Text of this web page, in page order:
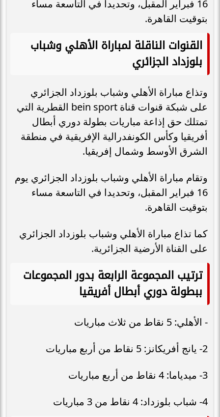
16 فبراير المقبل، وتحديدا في التاسعة مساء
بتوقيت القاهرة.
القنوات الناقلة لمباراة الأهلي وشباب
بلوزداد الجزائري
وتذاع مباراة الأهلي وشباب بلوزداد الجزائري
على شبكة قنوات قناة bein sport القطرية التي
تمتلك حق إذاعة مباريات بطولة دوري أبطال
أفريقيا وكأس الكونفدرالية الإفريقية في منطقة
الشرق الأوسط وشمال إفريقيا.
وتقام مباراة الأهلي وشباب بلوزداد الجزائري يوم
16 فبراير المقبل، وتحديدا في التاسعة مساء
بتوقيت القاهرة.
كما تذاع مباراة الأهلي وشباب بلوزداد الجزائري
على القناة الأرضية الجزائرية.
ترتيب المجموعة الرابعة بدور المجموعات
ببطولة دوري أبطال أفريقيا
- الأهلي: 5 نقاط من ثلاث مباريات
2- يانج أفريكانز: 5 نقاط من أربع مباريات
3- ميدياما: 4 نقاط من أربع مباريات
4- شباب بلوزداد: 4 نقاط من 3 مباريات